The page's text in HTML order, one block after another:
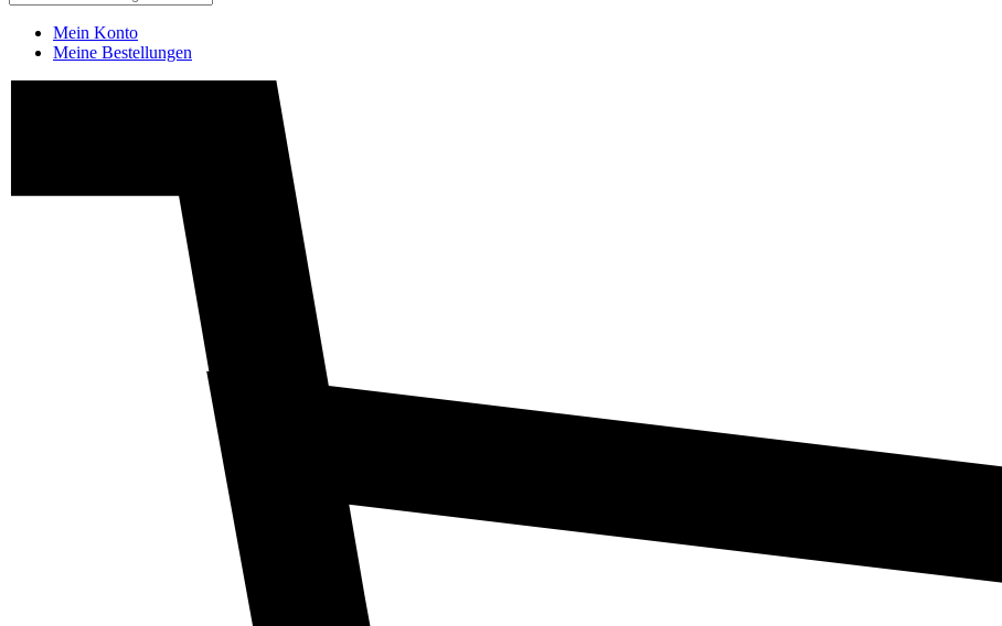
Mein Konto
Meine Bestellungen